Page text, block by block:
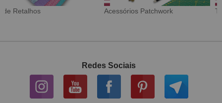
Tecido Digital Sarja Impermeável
Redes Sociais